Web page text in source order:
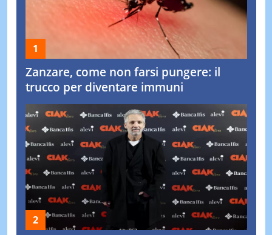
Zanzare, come non farsi pungere: il
trucco per diventare immuni